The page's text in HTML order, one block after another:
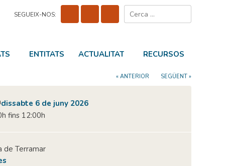
SEGUEIX-NOS:
ENTITATS ACTUALITAT RECURSOS
« ANTERIOR SEGÜENT »
dissabte 6 de juny 2026
fins 12:00h
de Terramar